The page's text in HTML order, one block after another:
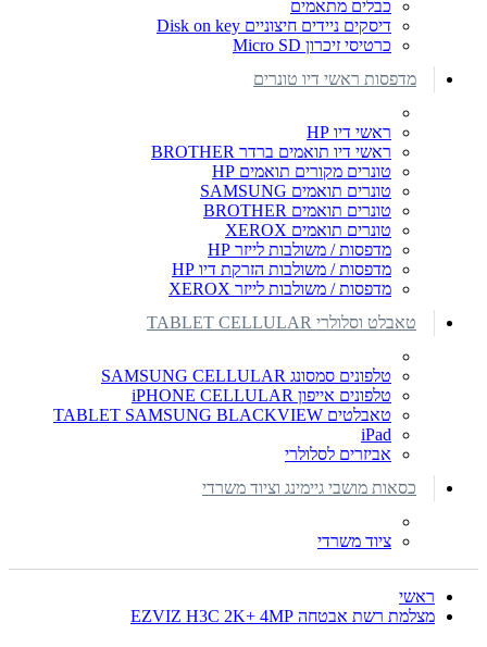
כבלים מתאמים
דיסקים ניידים חיצוניים Disk on key
כרטיסי זיכרון Micro SD
מדפסות ראשי דיו טונרים
ראשי דיו HP
ראשי דיו תואמים ברדר BROTHER
טונרים מקורים תואמים HP
טונרים תואמים SAMSUNG
טונרים תואמים BROTHER
טונרים תואמים XEROX
מדפסות / משולבות לייזר HP
מדפסות / משולבות הזרקת דיו HP
מדפסות / משולבות לייזר XEROX
טאבלט וסלולרי TABLET CELLULAR
טלפונים סמסונג SAMSUNG CELLULAR
טלפונים אייפון iPHONE CELLULAR
טאבלטים TABLET SAMSUNG BLACKVIEW
iPad
אביזרים לסלולרי
כסאות מושבי גיימינג וציוד משרדי
ציוד משרדי
ראשי
מצלמת רשת אבטחה EZVIZ H3C 2K+ 4MP